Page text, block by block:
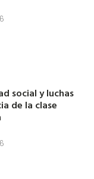
social y luchas
de la clase